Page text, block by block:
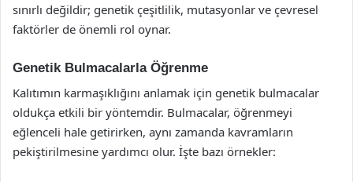
sınırlı değildir; genetik çeşitlilik, mutasyonlar ve çevresel
faktörler de önemli rol oynar.
Genetik Bulmacalarla Öğrenme
Kalıtımın karmaşıklığını anlamak için genetik bulmacalar
oldukça etkili bir yöntemdir. Bulmacalar, öğrenmeyi
eğlenceli hale getirirken, aynı zamanda kavramların
pekiştirilmesine yardımcı olur. İşte bazı örnekler: